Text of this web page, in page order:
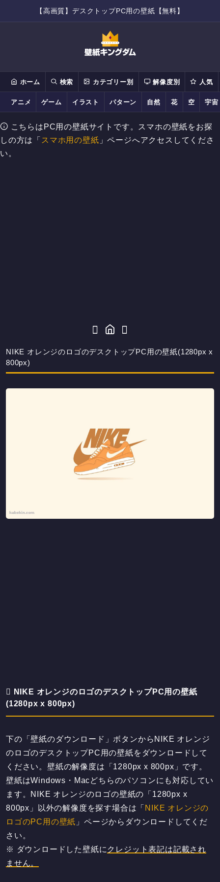
【高画質】デスクトップPC用の壁紙【無料】
ホーム 検索 カテゴリー別 解像度別 人気
アニメ ゲーム イラスト パターン 自然 花 空 宇宙
こちらはPC用の壁紙サイトです。スマホの壁紙をお探
しの方は「 スマホ用の壁紙 」ページへアクセスしてくださ
い。
NIKE オレンジのロゴのデスクトップPC用の壁紙(1280px x
800px)
NIKE オレンジのロゴのデスクトップPC用の壁紙
(1280px x 800px)
下の「壁紙のダウンロード」ボタンからNIKE オレンジ
のロゴのデスクトップPC用の壁紙をダウンロードして
ください。壁紙の解像度は「1280px x 800px」です。
壁紙はWindows・Macどちらのパソコンにも対応してい
ます。NIKE オレンジのロゴの壁紙の「1280px x
800px」以外の解像度を探す場合は「 NIKE オレンジの
ロゴのPC用の壁紙 」ページからダウンロードしてくだ
さい。
※ ダウンロードした壁紙に クレジット表記は記載され
ません。